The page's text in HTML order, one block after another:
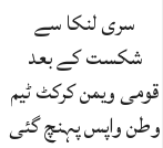
سری لنکا سے
شکست کے بعد
قومی ویمن کرکٹ ٹیم
وطن واپس پہنچ گئی